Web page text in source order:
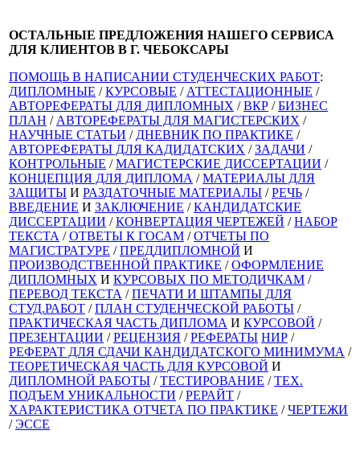
ОСТАЛЬНЫЕ ПРЕДЛОЖЕНИЯ НАШЕГО СЕРВИСА
ДЛЯ КЛИЕНТОВ В Г. ЧЕБОКСАРЫ
ПОМОЩЬ В НАПИСАНИИ СТУДЕНЧЕСКИХ РАБОТ:
ДИПЛОМНЫЕ /КУРСОВЫЕ / АТТЕСТАЦИОННЫЕ /
АВТОРЕФЕРАТЫ ДЛЯ ДИПЛОМНЫХ /ВКР /БИЗНЕС
ПЛАН / АВТОРЕФЕРАТЫ ДЛЯ МАГИСТЕРСКИХ /
НАУЧНЫЕ СТАТЬИ / ДНЕВНИК ПО ПРАКТИКЕ /
АВТОРЕФЕРАТЫ ДЛЯ КАДИДАТСКИХ /ЗАДАЧИ /
КОНТРОЛЬНЫЕ /МАГИСТЕРСКИЕ ДИССЕРТАЦИИ /
КОНЦЕПЦИЯ ДЛЯ ДИПЛОМА /МАТЕРИАЛЫ ДЛЯ
ЗАЩИТЫ И РАЗДАТОЧНЫЕ МАТЕРИАЛЫ /РЕЧЬ /
ВВЕДЕНИЕ И ЗАКЛЮЧЕНИЕ /КАНДИДАТСКИЕ
ДИССЕРТАЦИИ /КОНВЕРТАЦИЯ ЧЕРТЕЖЕЙ /НАБОР
ТЕКСТА /ОТВЕТЫ К ГОСАМ /ОТЧЕТЫ ПО
МАГИСТРАТУРЕ /ПРЕДДИПЛОМНОЙ И
ПРОИЗВОДСТВЕННОЙ ПРАКТИКЕ /ОФОРМЛЕНИЕ
ДИПЛОМНЫХ И КУРСОВЫХ ПО МЕТОДИЧКАМ /
ПЕРЕВОД ТЕКСТА /ПЕЧАТИ И ШТАМПЫ ДЛЯ
СТУД.РАБОТ /ПЛАН СТУДЕНЧЕСКОЙ РАБОТЫ /
ПРАКТИЧЕСКАЯ ЧАСТЬ ДИПЛОМА И КУРСОВОЙ /
ПРЕЗЕНТАЦИИ /РЕЦЕНЗИЯ /РЕФЕРАТЫ НИР /
РЕФЕРАТ ДЛЯ СДАЧИ КАНДИДАТСКОГО МИНИМУМА /
ТЕОРЕТИЧЕСКАЯ ЧАСТЬ ДЛЯ КУРСОВОЙ И
ДИПЛОМНОЙ РАБОТЫ /ТЕСТИРОВАНИЕ /ТЕХ.
ПОДЪЕМ УНИКАЛЬНОСТИ /РЕРАЙТ /
ХАРАКТЕРИСТИКА ОТЧЕТА ПО ПРАКТИКЕ /ЧЕРТЕЖИ
/ЭССЕ